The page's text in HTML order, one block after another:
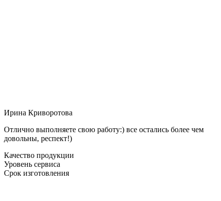
Ирина Криворотова
Отлично выполняете свою работу:) все остались более чем
довольны, респект!)
Качество продукции
Уровень сервиса
Срок изготовления